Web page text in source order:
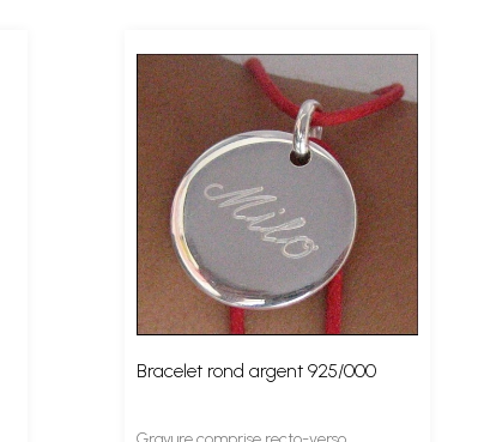
Bracelet rond argent 925/000